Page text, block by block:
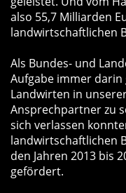
also 55,7 Milliarden
landwirtschaftlichen
Als Bundes- und
Aufgabe immer
Landwirten in
Ansprechpartner zu
sich verlassen
landwirtschaftlichen
den Jahren 2013 bis
gefördert.